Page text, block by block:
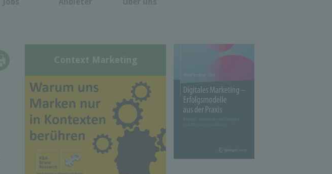
Context Marketing